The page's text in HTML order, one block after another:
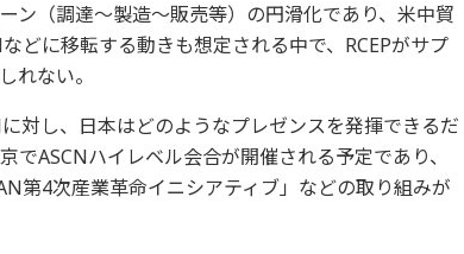
ン（調達～製造～販売等）の円滑化であり、米中貿
どに移転する動きも想定される中で、RCEPがサプ
れない。
対し、日本はどのようなプレゼンスを発揮できるだ
ASCNハイレベル会合が開催される予定であり、
第4次産業革命イニシアティブ」などの取り組みが